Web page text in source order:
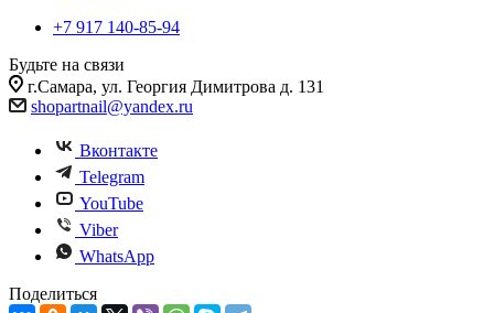
+7 917 140-85-94
Будьте на связи
г.Самара, ул. Георгия Димитрова д. 131
shopartnail@yandex.ru
Вконтакте
Telegram
YouTube
Viber
WhatsApp
Поделиться